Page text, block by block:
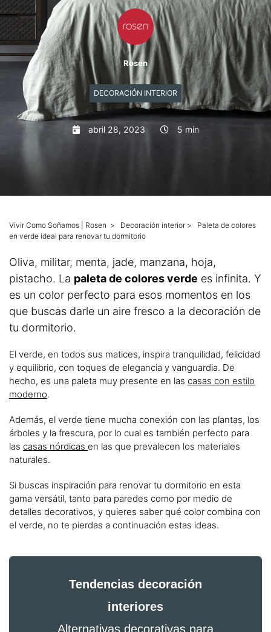
Mascotas
Columnas
Productos
Guías descargables
Rosen
DECORACIÓN INTERIOR
abril 28, 2023 5 min
Vivir Como Soñamos | Rosen > Decoración interior > Paleta de colores
en verde ideal para renovar tu dormitorio
Oliva, militar, menta, jade, manzana, hoja,
pistacho. La paleta de colores verde es infinita. Y
es un color perfecto para esos momentos en los
que buscas darle un aire fresco a la decoración de
tu dormitorio.
El verde, en todos sus matices, inspira tranquilidad, felicidad
y equilibrio, con toques de elegancia y vanguardia. De
hecho, es una paleta muy presente en las casas con estilo
moderno.
Además, el verde tiene mucha conexión con las plantas, los
árboles y la frescura, por lo cual es también perfecto para
las casas nórdicas en las que prevalecen los materiales
naturales.
Si buscas inspiración para renovar tu dormitorio en esta
gama versátil, tanto para paredes como por medio de
detalles decorativos, y quieres saber qué color combina con
el verde, no te pierdas a continuación estas ideas.
Tendencias decoración
interiores
Alternativas decorativas para